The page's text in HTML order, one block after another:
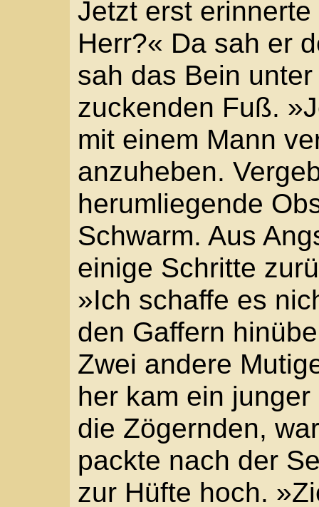
Seitenlade
Mundwinkel nach ihr,
vertreiben. Derweil
Verunglückten an
hervor. Jetzt griffen
zu. Gemeinsam
Straßenpflaster zur
Der Bursche spannte
die Seitenlade weiter
sich der Karren,
Ruck, dann kippte er
stand wieder auf
Kraftanstrengung
um und eilte zur
stand. »Wie geht es
Ein Mann kniete
den Hals, behorchte